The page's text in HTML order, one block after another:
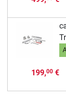
199,00€